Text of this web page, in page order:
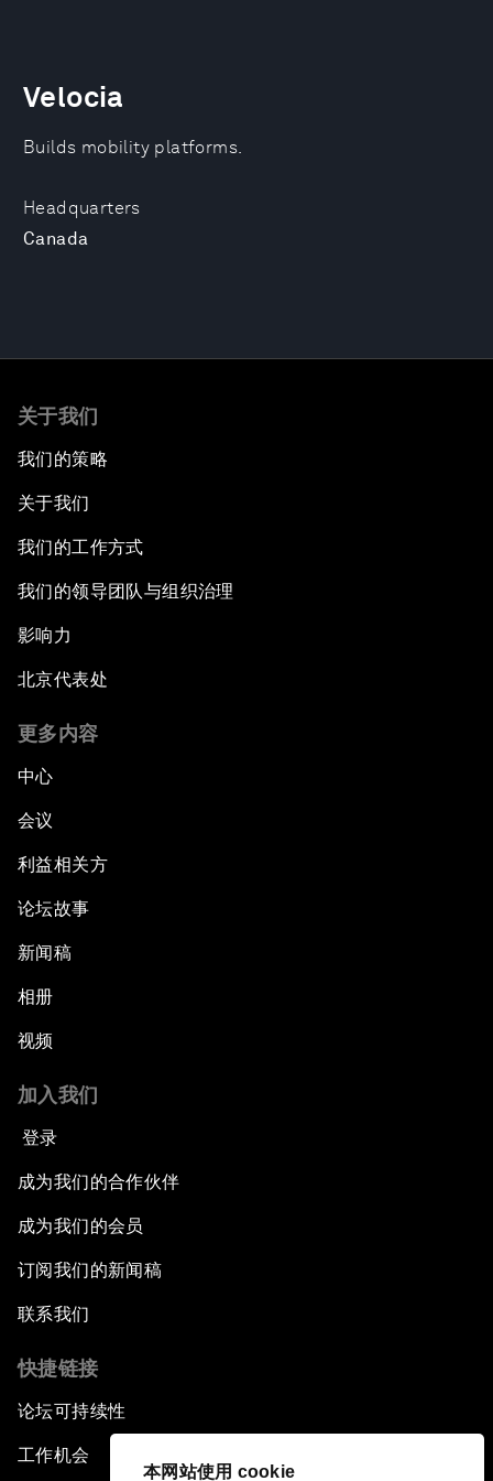
本网站使用 cookie
Headquarters
Canada
Velocia
Builds mobility platforms.
关于我们
我们的策略
关于我们
我们的工作方式
我们的领导团队与组织治理
影响力
北京代表处
更多内容
中心
会议
利益相关方
论坛故事
新闻稿
相册
视频
加入我们
登录
成为我们的合作伙伴
成为我们的会员
订阅我们的新闻稿
联系我们
快捷链接
论坛可持续性
工作机会